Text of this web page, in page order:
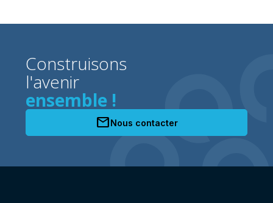
Construisons
l'avenir
ensemble !
mailNous contacter